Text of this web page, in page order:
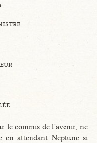
le commis de l’avenir, ne
en attendant Neptune si